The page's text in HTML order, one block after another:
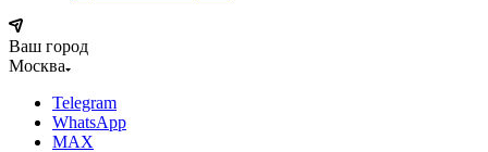
Ваш город
Москва
Telegram
WhatsApp
MAX